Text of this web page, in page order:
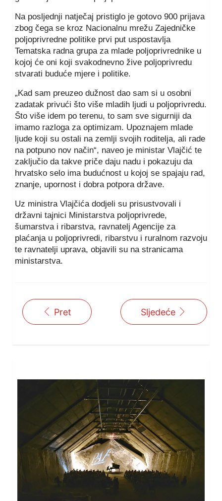
Na posljednji natječaj pristiglo je gotovo 900 prijava
zbog čega se kroz Nacionalnu mrežu Zajedničke
poljoprivredne politike prvi put uspostavlja
Tematska radna grupa za mlade poljoprivrednike u
kojoj će oni koji svakodnevno žive poljoprivredu
stvarati buduće mjere i politike.
„Kad sam preuzeo dužnost dao sam si u osobni
zadatak privući što više mladih ljudi u poljoprivredu.
Što više idem po terenu, to sam sve sigurniji da
imamo razloga za optimizam. Upoznajem mlade
ljude koji su ostali na zemlji svojih roditelja, ali rade
na potpuno nov način“, naveo je ministar Vlajčić te
zaključio da takve priče daju nadu i pokazuju da
hrvatsko selo ima budućnost u kojoj se spajaju rad,
znanje, upornost i dobra potpora države.
Uz ministra Vlajčića dodjeli su prisustvovali i
državni tajnici Ministarstva poljoprivrede,
šumarstva i ribarstva, ravnatelj Agencije za
plaćanja u poljoprivredi, ribarstvu i ruralnom razvoju
te ravnatelji uprava, objavili su na stranicama
ministarstva.
Pret Sljedeće